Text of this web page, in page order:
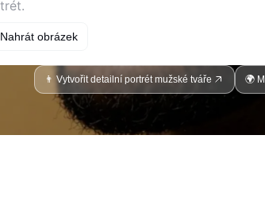
Nahrát obrázek
👨 Vytvořit detailní portrét mužské tváře 🌍